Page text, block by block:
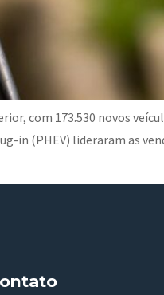
com 173.530 novos
in (PHEV) lideraram as